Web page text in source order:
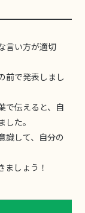
言い方が適切
前で発表しまし
で伝えると、自
た。
識して、自分の
しょう！